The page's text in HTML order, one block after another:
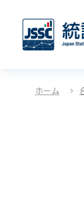
ホーム